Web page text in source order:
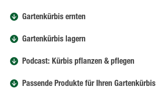
Gartenkürbis ernten
Gartenkürbis lagern
Podcast: Kürbis pflanzen & pflegen
Passende Produkte für Ihren Gartenkürbis